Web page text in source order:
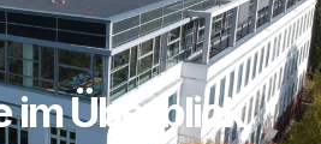
im Überblick